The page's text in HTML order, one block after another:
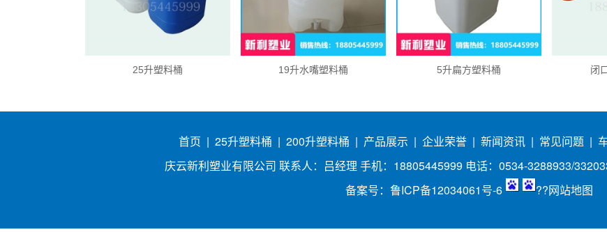
25升塑料桶 19升水嘴塑料桶 5升扁方塑料桶 闭
首页 | 25升塑料桶 | 200升塑料桶 | 产品展示 | 企业荣誉 | 新闻资讯 | 常见问题 |
庆云新利塑业有限公司 联系人：吕经理 手机：18805445999 电话：0534-3288933/
备案号： 鲁ICP备12034061号-6 ??网站地图